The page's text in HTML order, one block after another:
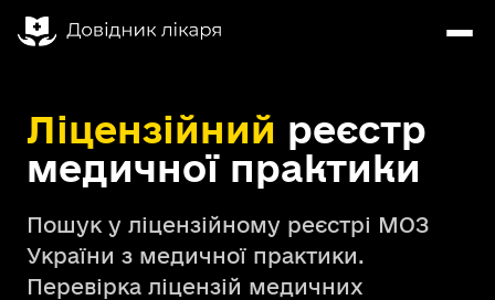
Ліцензійний реєстр
медичної практики
Пошук у ліцензійному реєстрі МОЗ
України з медичної практики.
Перевірка ліцензій медичних